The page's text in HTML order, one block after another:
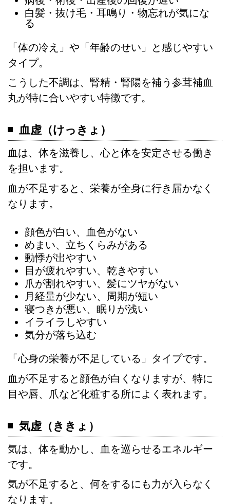
白髪・抜け毛・耳鳴り・物忘れが気にな
る
「体の冷え」や「年齢のせい」と感じやすい
タイプ。
こうした不調は、腎精・腎陽を補う参茸補血
丸が特に合いやすい特徴です。
血虚（けっきょ）
血は、体を滋養し、心と体を安定させる働き
を担います。
血が不足すると、栄養が全身に行き届かなく
なります。
顔色が白い、血色がない
めまい、立ちくらみがある
動悸が出やすい
目が疲れやすい、乾きやすい
爪が割れやすい、髪にツヤがない
月経量が少ない、周期が短い
寝つきが悪い、眠りが浅い
イライラしやすい
気分が落ち込む
「心身の栄養が不足している」タイプです。
血が不足すると顔色が白くなりますが、特に
目や唇、爪など化粧する所によく表れます。
気虚（ききょ）
気は、体を動かし、血を巡らせるエネルギー
です。
気が不足すると、何をするにも力が入らなく
なります。